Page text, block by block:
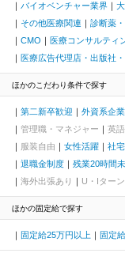
バイオベンチャー業界
その他医療関連
診断薬
CMO
医療コンサルティ
医療広告代理店・出版社
ほかのこだわり条件で探す
第二新卒歓迎 外資系企業
管理職・マネジャー
英
服装自由
女性活躍 社
退職金制度
残業20時間
海外出張あり
U・Iター
ほかの固定給で探す
固定給25万円以上 固定